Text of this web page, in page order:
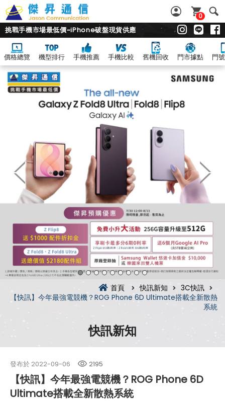
0
挑戰手機市場最低價~iPhone破盤現貨供應
價格總覽 機型排行 手機推薦 手機比較 舊機回收 門市據點 門
首頁 快訊新知
3C快訊
【快訊】今年最強電競機？ROG Phone 6D Ultimate搭載全新散熱
系統
快訊新知
發布於 2022-09-06 2195
【快訊】今年最強電競機？ROG Phone 6D
Ultimate搭載全新散熱系統